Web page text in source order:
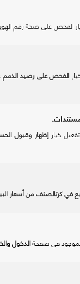
الفحص على صحة رقم
الفحص على رصيد الذمم
خيارإظهار وقبول
فيكرتالصنفمنأسعار
في صفحةالدخول